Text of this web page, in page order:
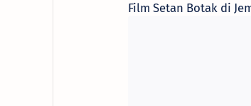
Film Setan Botak di